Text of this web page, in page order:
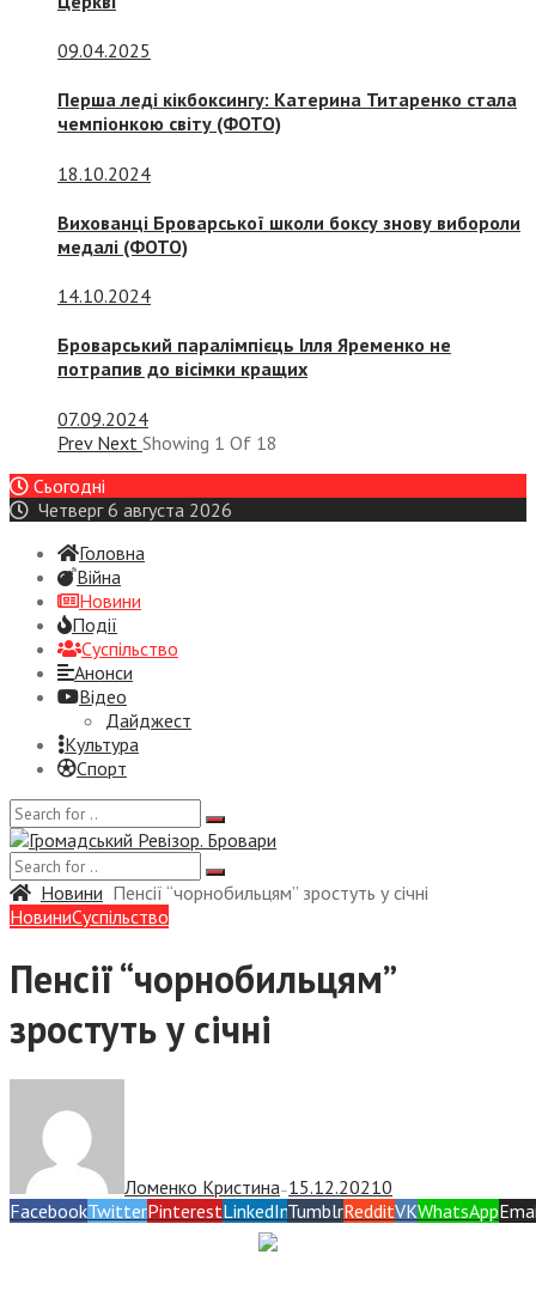
09.04.2025
Перша леді кікбоксингу: Катерина Титаренко стала
чемпіонкою світу (ФОТО)
18.10.2024
Вихованці Броварської школи боксу знову вибороли
медалі (ФОТО)
14.10.2024
Броварський паралімпієць Ілля Яременко не
потрапив до вісімки кращих
07.09.2024
Prev Next Showing 1 Of 18
Сьогодні
Четверг 6 августа 2026
Головна
Війна
Новини
Події
Суспiльство
Анонси
Відео
Дайджест
Культура
Спорт
Новини Пенсії “чорнобильцям” зростуть у січні
НовиниСуспiльство
Пенсії “чорнобильцям”
зростуть у січні
Ломенко Кристина— 15.12.20210
FacebookTwitterPinterestLinkedInTumblrRedditVKWhatsApp